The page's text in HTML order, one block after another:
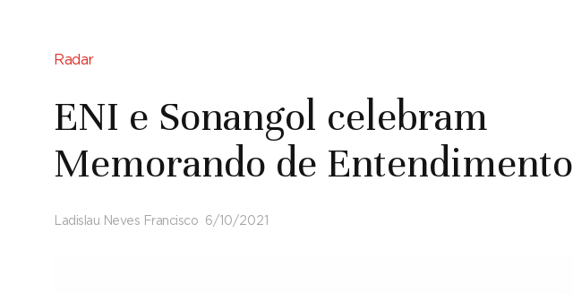
Radar
ENI e Sonangol celebram
Memorando de Entendimento
Ladislau Neves Francisco 6/10/2021